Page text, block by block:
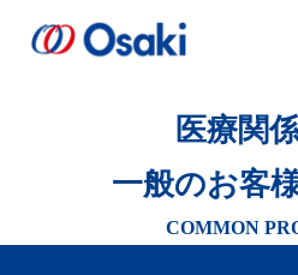
医療関
一般のお客
COMMON